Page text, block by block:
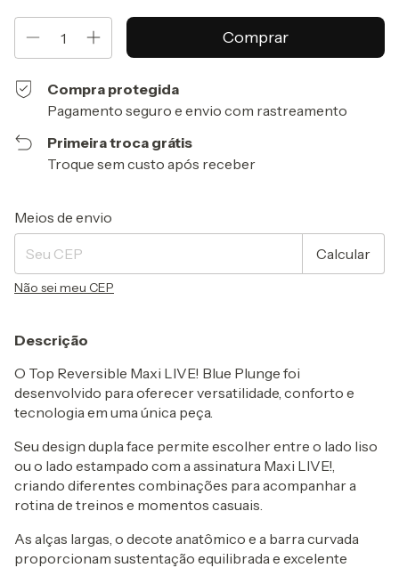
Compra protegida
Pagamento seguro e envio com rastreamento
Primeira troca grátis
Troque sem custo após receber
Entregas para o CEP:
Meios de envio
Calcular
Não sei meu CEP
Descrição
O Top Reversible Maxi LIVE! Blue Plunge foi
desenvolvido para oferecer versatilidade, conforto e
tecnologia em uma única peça.
Seu design dupla face permite escolher entre o lado liso
ou o lado estampado com a assinatura Maxi LIVE!,
criando diferentes combinações para acompanhar a
rotina de treinos e momentos casuais.
As alças largas, o decote anatômico e a barra curvada
proporcionam sustentação equilibrada e excelente